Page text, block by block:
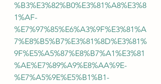
%B3%E3%82%B0%E3%81%A8%E3%8
1%AF-
%E7%97%85%E6%A3%9F%E3%81%A
7%E8%B5%B7%E3%81%8D%E3%81%
9F%E5%A5%87%E8%B7%A1%E3%81
%AE%E7%89%A9%E8%AA%9E-
%E7%A5%9E%E5%B1%B1-